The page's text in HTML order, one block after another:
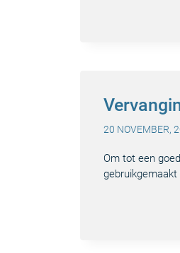
20 NOVEMBER,
Om tot een